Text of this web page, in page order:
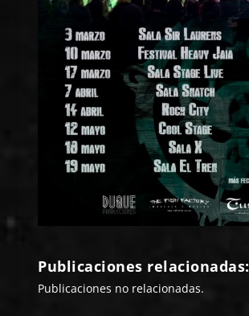
Publicaciones relacionadas:
Publicaciones no relacionadas.